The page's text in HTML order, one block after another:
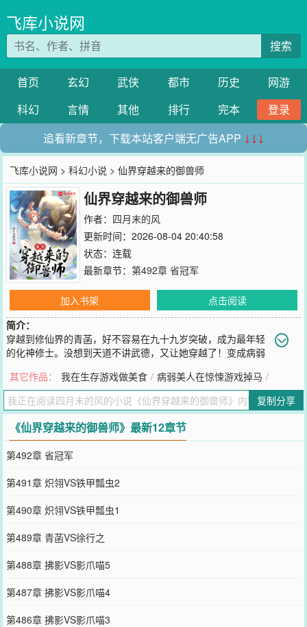
飞库小说网
搜索
首页 玄幻 武侠 都市 历史
网游
科幻
言情 其他 排行 完本
登录
追看新章节，下载本站客户端无广告APP ↓↓↓
飞库小说网 >科幻小说 > 仙界穿越来的御兽师
仙界穿越来的御兽师
作者： 四月末的风
更新时间：2026-08-04 20:40:58
状态：连载
最新章节： 第492章 省冠军
加入书架
点击阅读
简介：
穿越到修仙界的青菡，好不容易在九十九岁突破，成为最年轻
的化神修士。没想到天道不讲武德，又让她穿越了！变成病弱
不慌。不花钱捡来的宠兽天赋不高？无妨！萃取灵液帮它易筋洗髓，
开启兽生新篇章！宠兽进阶耗时长？不怕！大把丹药当糖豆，助它练
气筑基……呸，突破进化中高级，扶摇直上九万里！宠兽学习技能花
钱多？没事！宝啊，这是专门为你量身定制的修炼阵法，入阵修炼一
天，抵得上外面修炼三个月！妈妈再也不用担心我宠兽的学习！打擂
台需氪金买装备？不慌！炼器晓得不？给宝宝们武装到牙齿！最终，
她的宝们簇拥着她，成为了站在金字塔顶端的神。
您要是觉得《
仙界穿越来的御兽师
和微博微信里的朋友推荐哦！
其它作品： 我在生存游戏做美食 / 病弱美人在惊悚游戏掉马 /
复制分享
《仙界穿越来的御兽师》最新12章节
第492章 省冠军
第491章 炽翎VS铁甲瓢虫2
第490章 炽翎VS铁甲瓢虫1
第489章 青菡VS徐行之
第488章 拂影VS影爪喵5
第487章 拂影VS影爪喵4
第486章 拂影VS影爪喵3